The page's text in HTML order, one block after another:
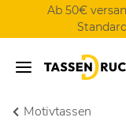
Ab 50€
Motivtassen